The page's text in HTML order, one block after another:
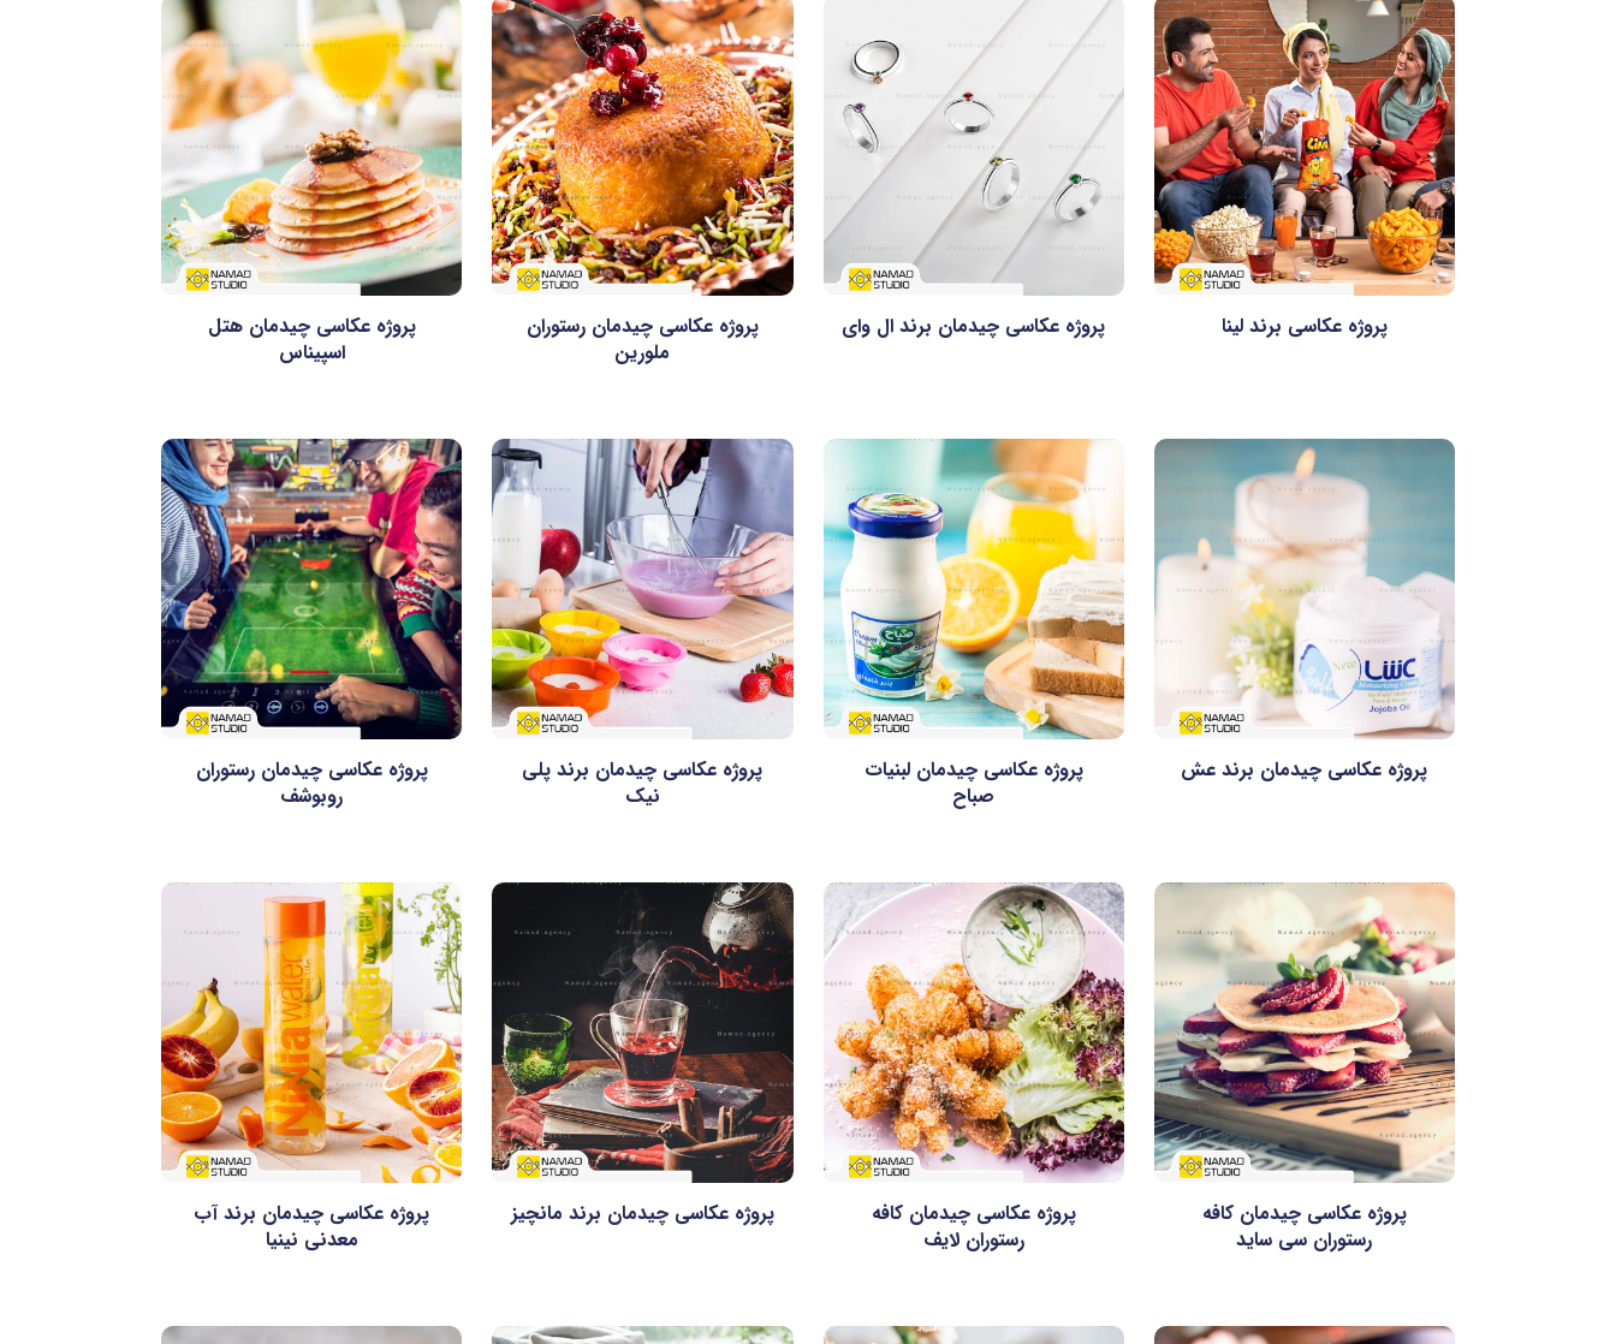
پروژه عکاسی برند لینا پروژه عکاسی چیدمان برند ال وای
پروژه عکاسی چیدمان رستوران
ملورین
پروژه عکاسی چیدمان هتل
اسپیناس
پروژه عکاسی چیدمان برند عش
پروژه عکاسی چیدمان لبنیات
صباح
پروژه عکاسی چیدمان برند پلی
نیک
پروژه عکاسی چیدمان رستوران
روبوشف
پروژه عکاسی چیدمان کافه
رستوران سی ساید
پروژه عکاسی چیدمان کافه
رستوران لایف
پروژه عکاسی چیدمان برند مانچیز
پروژه عکاسی چیدمان برند آب
معدنی نینیا